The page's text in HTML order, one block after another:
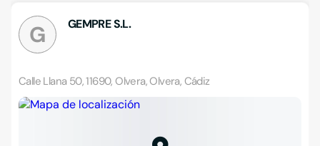
G GEMPRE S.L.
Calle Llana 50, 11690, Olvera, Olvera, Cádiz